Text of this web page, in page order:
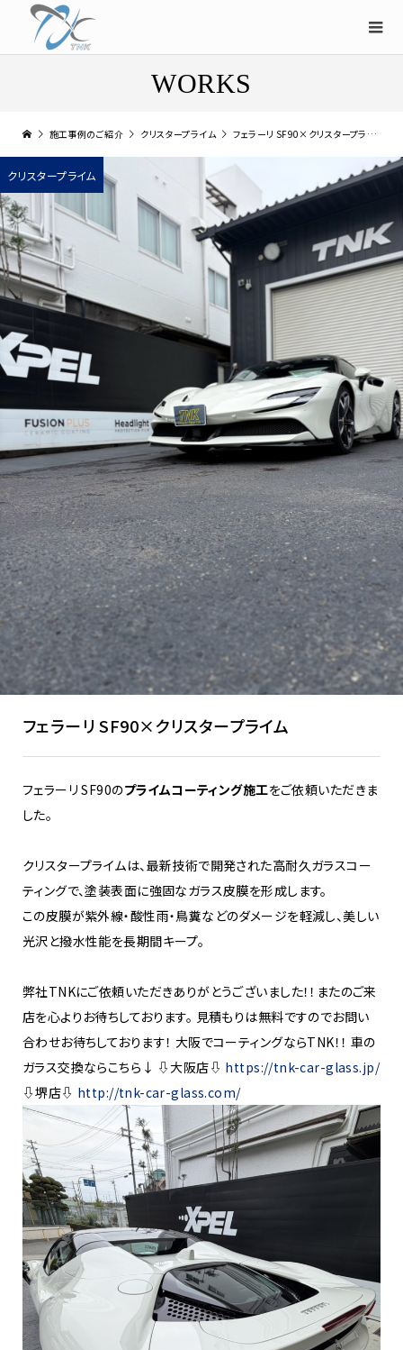
WORKS
施工事例のご紹介 クリスタープライム フェラーリ SF90×クリスタープライム
クリスタープライム
フェラーリ SF90×クリスタープライム
フェラーリ SF90のプライムコーティング施工をご依頼いただきま
した。
クリスタープライムは、最新技術で開発された高耐久ガラスコー
ティングで、塗装表面に強固なガラス皮膜を形成します。
この皮膜が紫外線・酸性雨・鳥糞などのダメージを軽減し、美しい
光沢と撥水性能を長期間キープ。
弊社TNKにご依頼いただきありがとうございました！！またのご来
店を心よりお待ちしております。 見積もりは無料ですのでお問い
合わせお待ちしております！ 大阪でコーティングならTNK！！ 車の
ガラス交換ならこちら↓ ⇩大阪店⇩ https://tnk-car-glass.jp/
⇩堺店⇩ http://tnk-car-glass.com/